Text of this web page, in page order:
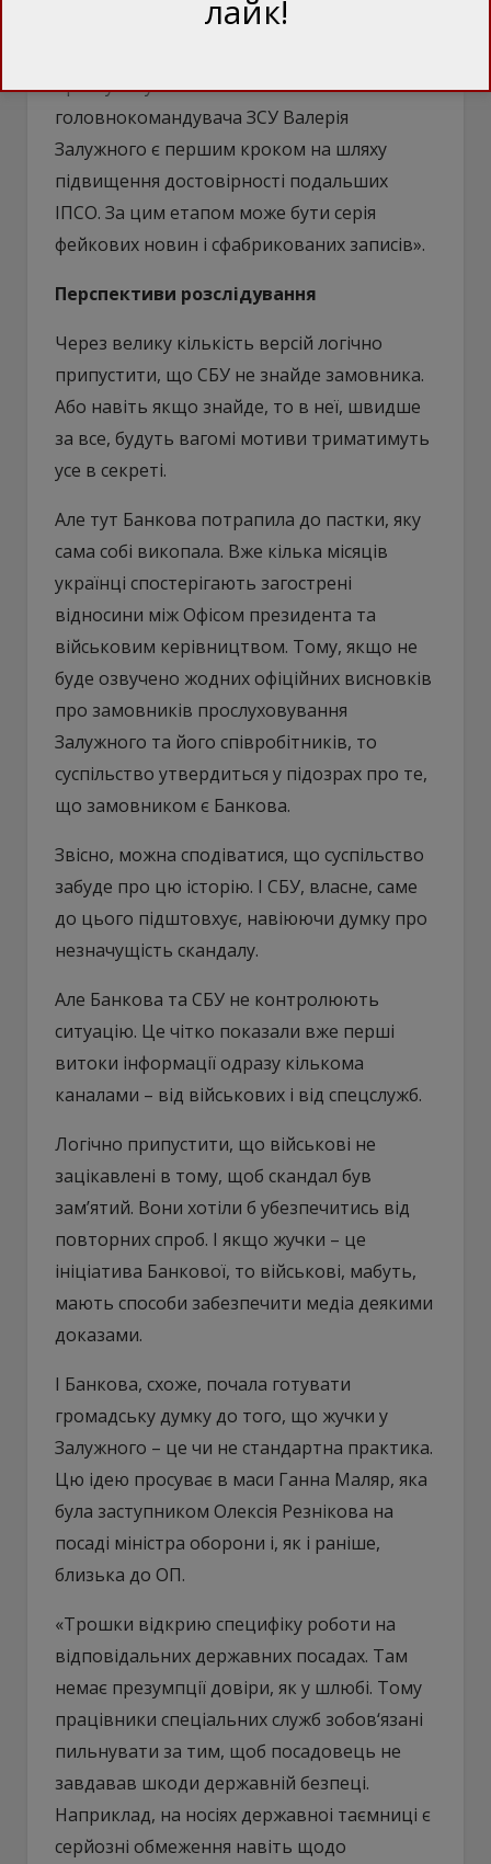
попередив свою англомовну аудиторію:
прослуховування в кабінеті»
головнокомандувача ЗСУ Валерія
Залужного є першим кроком на шляху
підвищення достовірності подальших
ІПСО. За цим етапом може бути серія
фейкових новин і сфабрикованих записів».
Перспективи розслідування
Через велику кількість версій логічно
припустити, що СБУ не знайде замовника.
Або навіть якщо знайде, то в неї, швидше
за все, будуть вагомі мотиви триматимуть
усе в секреті.
Але тут Банкова потрапила до пастки, яку
сама собі викопала. Вже кілька місяців
українці спостерігають загострені
відносини між Офісом президента та
військовим керівництвом. Тому, якщо не
буде озвучено жодних офіційних висновків
про замовників прослуховування
Залужного та його співробітників, то
суспільство утвердиться у підозрах про те,
що замовником є Банкова.
Звісно, можна сподіватися, що суспільство
забуде про цю історію. І СБУ, власне, саме
до цього підштовхує, навіюючи думку про
незначущість скандалу.
Але Банкова та СБУ не контролюють
ситуацію. Це чітко показали вже перші
витоки інформації одразу кількома
каналами – від військових і від спецслужб.
Логічно припустити, що військові не
зацікавлені в тому, щоб скандал був
зам’ятий. Вони хотіли б убезпечитись від
повторних спроб. І якщо жучки – це
ініціатива Банкової, то військові, мабуть,
мають способи забезпечити медіа деякими
доказами.
І Банкова, схоже, почала готувати
громадську думку до того, що жучки у
Залужного – це чи не стандартна практика.
Цю ідею просуває в маси Ганна Маляр, яка
була заступником Олексія Резнікова на
посаді міністра оборони і, як і раніше,
близька до ОП.
«Трошки відкрию специфіку роботи на
відповідальних державних посадах. Там
немає презумпції довіри, як у шлюбі. Тому
працівники спеціальних служб зобов‘язані
пильнувати за тим, щоб посадовець не
завдавав шкоди державній безпеці.
Наприклад, на носіях державноі таємниці є
серйозні обмеження навіть щодо
лайк!